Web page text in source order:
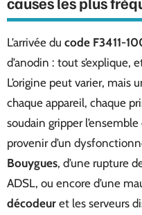
L’arrivée du code F3411-
d’anodin : tout s’explique,
L’origine peut varier, mais
chaque appareil, chaque
soudain gripper
provenir d’un
Bouygues, d’une rupture
ADSL, ou encore d’une
décodeur et les serveurs